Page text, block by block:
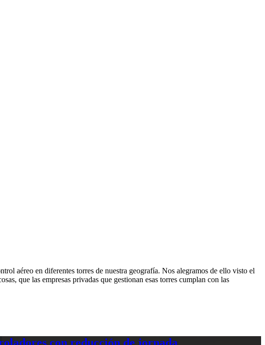
aéreo en diferentes torres de nuestra geografía. Nos alegramos de ello visto el
que las empresas privadas que gestionan esas torres cumplan con las
con reducción de jornada